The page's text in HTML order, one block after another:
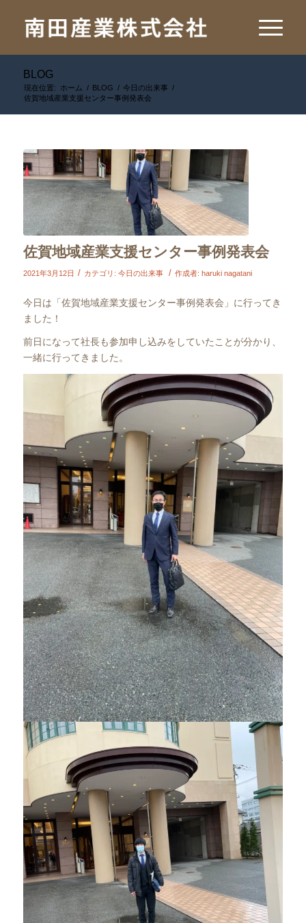
BLOG
現在位置: ホーム / BLOG / 今日の出来事 /
佐賀地域産業支援センター事例発表会
佐賀地域産業支援センター事例発表会
2021年3月12日 / カテゴリ: 今日の出来事 / 作成者: haruki nagatani
今日は「佐賀地域産業支援センター事例発表会」に行ってき
ました！
前日になって社長も参加申し込みをしていたことが分かり、
一緒に行ってきました。